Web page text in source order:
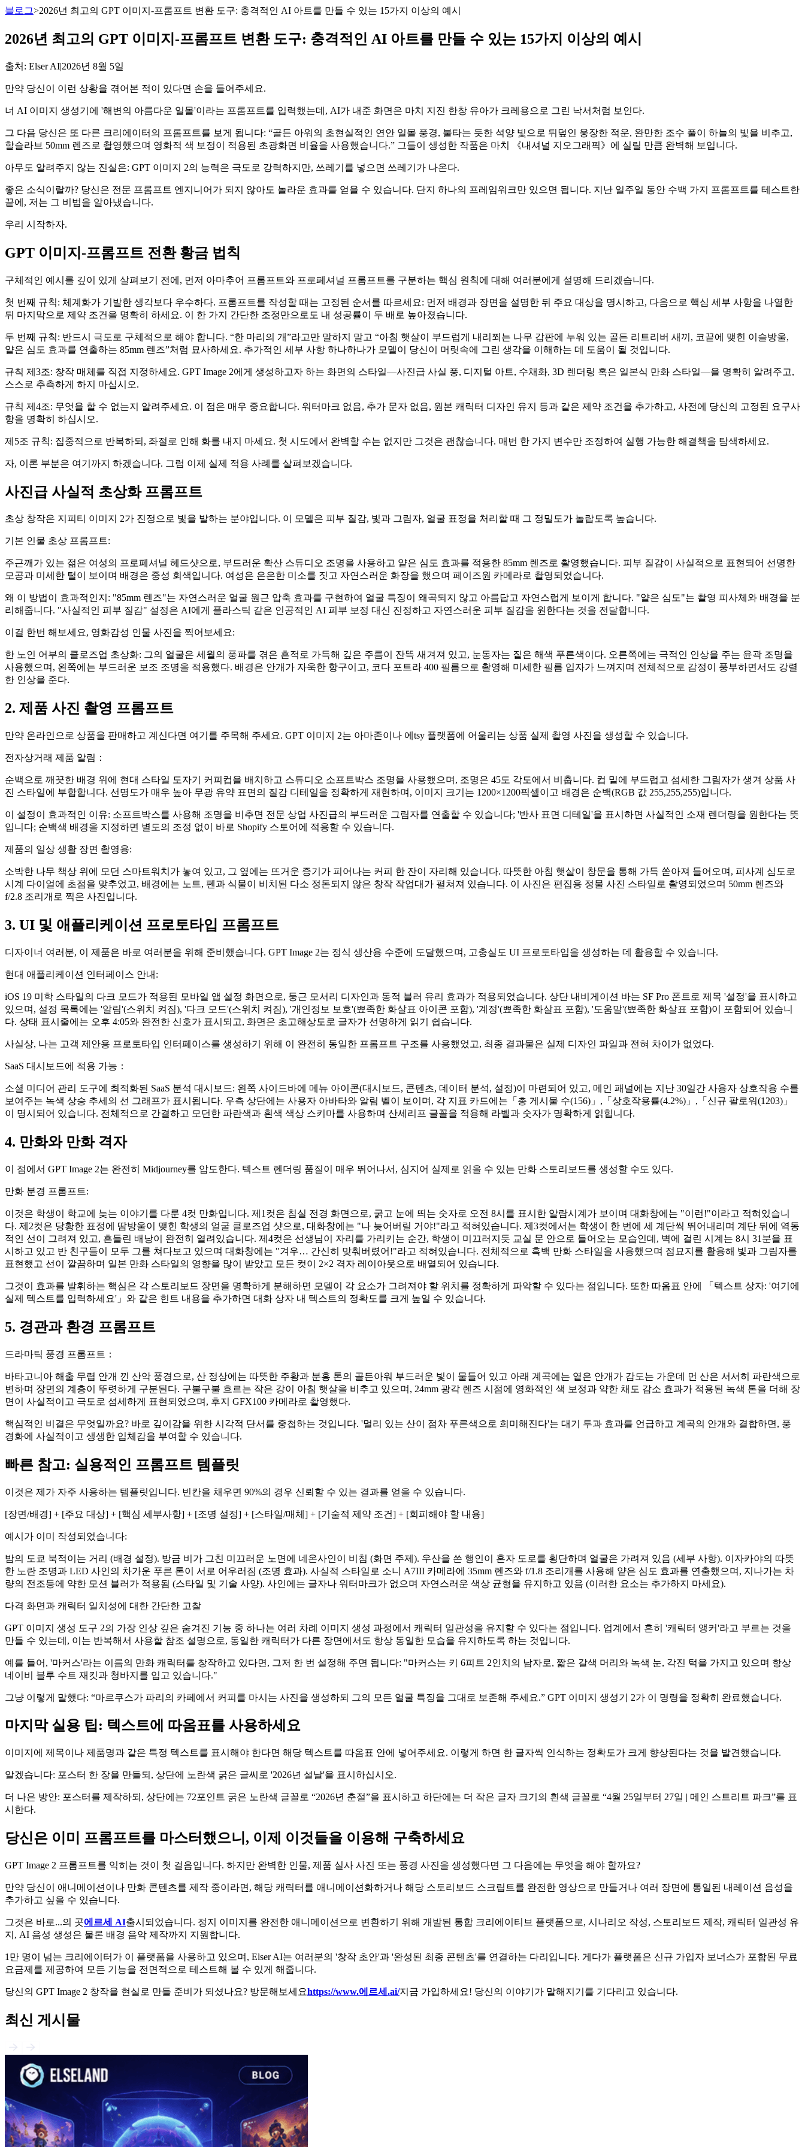
블로그>2026년 최고의 GPT 이미지-프롬프트 변환 도구: 충격적인 AI 아트를 만들 수 있는 15가지 이상의 예시
2026년 최고의 GPT 이미지-프롬프트 변환 도구: 충격적인 AI 아트를 만들 수 있는 15가지 이상의 예시
출처 : Elser AI|2026년 8월 5일
만약 당신이 이런 상황을 겪어본 적이 있다면 손을 들어주세요.
너 AI 이미지 생성기에 '해변의 아름다운 일몰'이라는 프롬프트를 입력했는데, AI가 내준 화면은 마치 지진 한창 유아가 크레용으로 그린 낙서처럼 보인다.
그 다음 당신은 또 다른 크리에이터의 프롬프트를 보게 됩니다: “골든 아워의 초현실적인 연안 일몰 풍경, 불타는 듯한 석양 빛으로 뒤덮인 웅장한 적운, 완만한 조수 풀이 하늘의 빛을 비추고,
할슬라브 50mm 렌즈로 촬영했으며 영화적 색 보정이 적용된 초광화면 비율을 사용했습니다.” 그들이 생성한 작품은 마치 《내셔널 지오그래픽》에 실릴 만큼 완벽해 보입니다.
아무도 알려주지 않는 진실은: GPT 이미지 2의 능력은 극도로 강력하지만, 쓰레기를 넣으면 쓰레기가 나온다.
좋은 소식이랄까? 당신은 전문 프롬프트 엔지니어가 되지 않아도 놀라운 효과를 얻을 수 있습니다. 단지 하나의 프레임워크만 있으면 됩니다. 지난 일주일 동안 수백 가지 프롬프트를 테스트한
끝에, 저는 그 비법을 알아냈습니다.
우리 시작하자.
GPT 이미지-프롬프트 전환 황금 법칙
구체적인 예시를 깊이 있게 살펴보기 전에, 먼저 아마추어 프롬프트와 프로페셔널 프롬프트를 구분하는 핵심 원칙에 대해 여러분에게 설명해 드리겠습니다.
첫 번째 규칙: 체계화가 기발한 생각보다 우수하다. 프롬프트를 작성할 때는 고정된 순서를 따르세요: 먼저 배경과 장면을 설명한 뒤 주요 대상을 명시하고, 다음으로 핵심 세부 사항을 나열한
뒤 마지막으로 제약 조건을 명확히 하세요. 이 한 가지 간단한 조정만으로도 내 성공률이 두 배로 높아졌습니다.
두 번째 규칙: 반드시 극도로 구체적으로 해야 합니다. “한 마리의 개”라고만 말하지 말고 “아침 햇살이 부드럽게 내리쬐는 나무 갑판에 누워 있는 골든 리트리버 새끼, 코끝에 맺힌 이슬방울,
얕은 심도 효과를 연출하는 85mm 렌즈”처럼 묘사하세요. 추가적인 세부 사항 하나하나가 모델이 당신이 머릿속에 그린 생각을 이해하는 데 도움이 될 것입니다.
규칙 제3조: 창작 매체를 직접 지정하세요. GPT Image 2에게 생성하고자 하는 화면의 스타일—사진급 사실 풍, 디지털 아트, 수채화, 3D 렌더링 혹은 일본식 만화 스타일—을 명확히 알려주고,
스스로 추측하게 하지 마십시오.
규칙 제4조: 무엇을 할 수 없는지 알려주세요. 이 점은 매우 중요합니다. 워터마크 없음, 추가 문자 없음, 원본 캐릭터 디자인 유지 등과 같은 제약 조건을 추가하고, 사전에 당신의 고정된 요구사
항을 명확히 하십시오.
제5조 규칙: 집중적으로 반복하되, 좌절로 인해 화를 내지 마세요. 첫 시도에서 완벽할 수는 없지만 그것은 괜찮습니다. 매번 한 가지 변수만 조정하여 실행 가능한 해결책을 탐색하세요.
자, 이론 부분은 여기까지 하겠습니다. 그럼 이제 실제 적용 사례를 살펴보겠습니다.
사진급 사실적 초상화 프롬프트
초상 창작은 지피티 이미지 2가 진정으로 빛을 발하는 분야입니다. 이 모델은 피부 질감, 빛과 그림자, 얼굴 표정을 처리할 때 그 정밀도가 놀랍도록 높습니다.
기본 인물 초상 프롬프트:
주근깨가 있는 젊은 여성의 프로페셔널 헤드샷으로, 부드러운 확산 스튜디오 조명을 사용하고 얕은 심도 효과를 적용한 85mm 렌즈로 촬영했습니다. 피부 질감이 사실적으로 표현되어 선명한
모공과 미세한 털이 보이며 배경은 중성 회색입니다. 여성은 은은한 미소를 짓고 자연스러운 화장을 했으며 페이즈원 카메라로 촬영되었습니다.
왜 이 방법이 효과적인지: "85mm 렌즈"는 자연스러운 얼굴 원근 압축 효과를 구현하여 얼굴 특징이 왜곡되지 않고 아름답고 자연스럽게 보이게 합니다. "얕은 심도"는 촬영 피사체와 배경을 분
리해줍니다. "사실적인 피부 질감" 설정은 AI에게 플라스틱 같은 인공적인 AI 피부 보정 대신 진정하고 자연스러운 피부 질감을 원한다는 것을 전달합니다.
이걸 한번 해보세요, 영화감성 인물 사진을 찍어보세요:
한 노인 어부의 클로즈업 초상화: 그의 얼굴은 세월의 풍파를 겪은 흔적로 가득해 깊은 주름이 잔뜩 새겨져 있고, 눈동자는 짙은 해색 푸른색이다. 오른쪽에는 극적인 인상을 주는 윤곽 조명을
사용했으며, 왼쪽에는 부드러운 보조 조명을 적용했다. 배경은 안개가 자욱한 항구이고, 코다 포트라 400 필름으로 촬영해 미세한 필름 입자가 느껴지며 전체적으로 감정이 풍부하면서도 강렬
한 인상을 준다.
2. 제품 사진 촬영 프롬프트
만약 온라인으로 상품을 판매하고 계신다면 여기를 주목해 주세요. GPT 이미지 2는 아마존이나 에tsy 플랫폼에 어울리는 상품 실제 촬영 사진을 생성할 수 있습니다.
전자상거래 제품 알림：
순백으로 깨끗한 배경 위에 현대 스타일 도자기 커피컵을 배치하고 스튜디오 소프트박스 조명을 사용했으며, 조명은 45도 각도에서 비춥니다. 컵 밑에 부드럽고 섬세한 그림자가 생겨 상품 사
진 스타일에 부합합니다. 선명도가 매우 높아 무광 유약 표면의 질감 디테일을 정확하게 재현하며, 이미지 크기는 1200×1200픽셀이고 배경은 순백(RGB 값 255,255,255)입니다.
이 설정이 효과적인 이유: 소프트박스를 사용해 조명을 비추면 전문 상업 사진급의 부드러운 그림자를 연출할 수 있습니다; '반사 표면 디테일'을 표시하면 사실적인 소재 렌더링을 원한다는 뜻
입니다; 순백색 배경을 지정하면 별도의 조정 없이 바로 Shopify 스토어에 적용할 수 있습니다.
제품의 일상 생활 장면 촬영용:
소박한 나무 책상 위에 모던 스마트워치가 놓여 있고, 그 옆에는 뜨거운 증기가 피어나는 커피 한 잔이 자리해 있습니다. 따뜻한 아침 햇살이 창문을 통해 가득 쏟아져 들어오며, 피사계 심도로
시계 다이얼에 초점을 맞추었고, 배경에는 노트, 펜과 식물이 비치된 다소 정돈되지 않은 창작 작업대가 펼쳐져 있습니다. 이 사진은 편집용 정물 사진 스타일로 촬영되었으며 50mm 렌즈와
f/2.8 조리개로 찍은 사진입니다.
3. UI 및 애플리케이션 프로토타입 프롬프트
디자이너 여러분, 이 제품은 바로 여러분을 위해 준비했습니다. GPT Image 2는 정식 생산용 수준에 도달했으며, 고충실도 UI 프로토타입을 생성하는 데 활용할 수 있습니다.
현대 애플리케이션 인터페이스 안내:
iOS 19 미학 스타일의 다크 모드가 적용된 모바일 앱 설정 화면으로, 둥근 모서리 디자인과 동적 블러 유리 효과가 적용되었습니다. 상단 내비게이션 바는 SF Pro 폰트로 제목 '설정'을 표시하고
있으며, 설정 목록에는 '알림'(스위치 켜짐), '다크 모드'(스위치 켜짐), '개인정보 보호'(뾰족한 화살표 아이콘 포함), '계정'(뾰족한 화살표 포함), '도움말'(뾰족한 화살표 포함)이 포함되어 있습니
다. 상태 표시줄에는 오후 4:05와 완전한 신호가 표시되고, 화면은 초고해상도로 글자가 선명하게 읽기 쉽습니다.
사실상, 나는 고객 제안용 프로토타입 인터페이스를 생성하기 위해 이 완전히 동일한 프롬프트 구조를 사용했었고, 최종 결과물은 실제 디자인 파일과 전혀 차이가 없었다.
SaaS 대시보드에 적용 가능：
소셜 미디어 관리 도구에 최적화된 SaaS 분석 대시보드: 왼쪽 사이드바에 메뉴 아이콘(대시보드, 콘텐츠, 데이터 분석, 설정)이 마련되어 있고, 메인 패널에는 지난 30일간 사용자 상호작용 수를
보여주는 녹색 상승 추세의 선 그래프가 표시됩니다. 우측 상단에는 사용자 아바타와 알림 벨이 보이며, 각 지표 카드에는「총 게시물 수(156)」,「상호작용률(4.2%)」,「신규 팔로워(1203)」
이 명시되어 있습니다. 전체적으로 간결하고 모던한 파란색과 흰색 색상 스키마를 사용하며 산세리프 글꼴을 적용해 라벨과 숫자가 명확하게 읽힙니다.
4. 만화와 만화 격자
이 점에서 GPT Image 2는 완전히 Midjourney를 압도한다. 텍스트 렌더링 품질이 매우 뛰어나서, 심지어 실제로 읽을 수 있는 만화 스토리보드를 생성할 수도 있다.
만화 분경 프롬프트:
이것은 학생이 학교에 늦는 이야기를 다룬 4컷 만화입니다. 제1컷은 침실 전경 화면으로, 굵고 눈에 띄는 숫자로 오전 8시를 표시한 알람시계가 보이며 대화창에는 "이런!"이라고 적혀있습니
다. 제2컷은 당황한 표정에 땀방울이 맺힌 학생의 얼굴 클로즈업 샷으로, 대화창에는 "나 늦어버릴 거야!"라고 적혀있습니다. 제3컷에서는 학생이 한 번에 세 계단씩 뛰어내리며 계단 뒤에 역동
적인 선이 그려져 있고, 흔들린 배낭이 완전히 열려있습니다. 제4컷은 선생님이 자리를 가리키는 순간, 학생이 미끄러지듯 교실 문 안으로 들어오는 모습인데, 벽에 걸린 시계는 8시 31분을 표
시하고 있고 반 친구들이 모두 그를 쳐다보고 있으며 대화창에는 "겨우… 간신히 맞춰버렸어!"라고 적혀있습니다. 전체적으로 흑백 만화 스타일을 사용했으며 점묘지를 활용해 빛과 그림자를
표현했고 선이 깔끔하며 일본 만화 스타일의 영향을 많이 받았고 모든 컷이 2×2 격자 레이아웃으로 배열되어 있습니다.
그것이 효과를 발휘하는 핵심은 각 스토리보드 장면을 명확하게 분해하면 모델이 각 요소가 그려져야 할 위치를 정확하게 파악할 수 있다는 점입니다. 또한 따옴표 안에 「텍스트 상자: '여기에
실제 텍스트를 입력하세요'」와 같은 힌트 내용을 추가하면 대화 상자 내 텍스트의 정확도를 크게 높일 수 있습니다.
5. 경관과 환경 프롬프트
드라마틱 풍경 프롬프트：
바타고니아 해출 무렵 안개 낀 산악 풍경으로, 산 정상에는 따뜻한 주황과 분홍 톤의 골든아워 부드러운 빛이 물들어 있고 아래 계곡에는 옅은 안개가 감도는 가운데 먼 산은 서서히 파란색으로
변하며 장면의 계층이 뚜렷하게 구분된다. 구불구불 흐르는 작은 강이 아침 햇살을 비추고 있으며, 24mm 광각 렌즈 시점에 영화적인 색 보정과 약한 채도 감소 효과가 적용된 녹색 톤을 더해 장
면이 사실적이고 극도로 섬세하게 표현되었으며, 후지 GFX100 카메라로 촬영했다.
핵심적인 비결은 무엇일까요? 바로 깊이감을 위한 시각적 단서를 중첩하는 것입니다. '멀리 있는 산이 점차 푸른색으로 희미해진다'는 대기 투과 효과를 언급하고 계곡의 안개와 결합하면, 풍
경화에 사실적이고 생생한 입체감을 부여할 수 있습니다.
빠른 참고: 실용적인 프롬프트 템플릿
이것은 제가 자주 사용하는 템플릿입니다. 빈칸을 채우면 90%의 경우 신뢰할 수 있는 결과를 얻을 수 있습니다.
[장면/배경] + [주요 대상] + [핵심 세부사항] + [조명 설정] + [스타일/매체] + [기술적 제약 조건] + [회피해야 할 내용]
예시가 이미 작성되었습니다:
밤의 도쿄 북적이는 거리 (배경 설정). 방금 비가 그친 미끄러운 노면에 네온사인이 비침 (화면 주제). 우산을 쓴 행인이 혼자 도로를 횡단하며 얼굴은 가려져 있음 (세부 사항). 이자카야의 따뜻
한 노란 조명과 LED 사인의 차가운 푸른 톤이 서로 어우러짐 (조명 효과). 사실적 스타일로 소니 A7III 카메라에 35mm 렌즈와 f/1.8 조리개를 사용해 얕은 심도 효과를 연출했으며, 지나가는 차
량의 전조등에 약한 모션 블러가 적용됨 (스타일 및 기술 사양). 사인에는 글자나 워터마크가 없으며 자연스러운 색상 균형을 유지하고 있음 (이러한 요소는 추가하지 마세요).
다격 화면과 캐릭터 일치성에 대한 간단한 고찰
GPT 이미지 생성 도구 2의 가장 인상 깊은 숨겨진 기능 중 하나는 여러 차례 이미지 생성 과정에서 캐릭터 일관성을 유지할 수 있다는 점입니다. 업계에서 흔히 '캐릭터 앵커'라고 부르는 것을
만들 수 있는데, 이는 반복해서 사용할 참조 설명으로, 동일한 캐릭터가 다른 장면에서도 항상 동일한 모습을 유지하도록 하는 것입니다.
예를 들어, '마커스'라는 이름의 만화 캐릭터를 창작하고 있다면, 그저 한 번 설정해 주면 됩니다: "마커스는 키 6피트 2인치의 남자로, 짧은 갈색 머리와 녹색 눈, 각진 턱을 가지고 있으며 항상
네이비 블루 수트 재킷과 청바지를 입고 있습니다."
그냥 이렇게 말했다: “마르쿠스가 파리의 카페에서 커피를 마시는 사진을 생성하되 그의 모든 얼굴 특징을 그대로 보존해 주세요.” GPT 이미지 생성기 2가 이 명령을 정확히 완료했습니다.
마지막 실용 팁: 텍스트에 따옴표를 사용하세요
이미지에 제목이나 제품명과 같은 특정 텍스트를 표시해야 한다면 해당 텍스트를 따옴표 안에 넣어주세요. 이렇게 하면 한 글자씩 인식하는 정확도가 크게 향상된다는 것을 발견했습니다.
알겠습니다: 포스터 한 장을 만들되, 상단에 노란색 굵은 글씨로 '2026년 설날'을 표시하십시오.
더 나은 방안: 포스터를 제작하되, 상단에는 72포인트 굵은 노란색 글꼴로 “2026년 춘절”을 표시하고 하단에는 더 작은 글자 크기의 흰색 글꼴로 “4월 25일부터 27일 | 메인 스트리트 파크”를 표
시한다.
당신은 이미 프롬프트를 마스터했으니, 이제 이것들을 이용해 구축하세요
GPT Image 2 프롬프트를 익히는 것이 첫 걸음입니다. 하지만 완벽한 인물, 제품 실사 사진 또는 풍경 사진을 생성했다면 그 다음에는 무엇을 해야 할까요?
만약 당신이 애니메이션이나 만화 콘텐츠를 제작 중이라면, 해당 캐릭터를 애니메이션화하거나 해당 스토리보드 스크립트를 완전한 영상으로 만들거나 여러 장면에 통일된 내레이션 음성을
추가하고 싶을 수 있습니다.
그것은 바로...의 곳에르세 AI출시되었습니다. 정지 이미지를 완전한 애니메이션으로 변환하기 위해 개발된 통합 크리에이티브 플랫폼으로, 시나리오 작성, 스토리보드 제작, 캐릭터 일관성 유
지, AI 음성 생성은 물론 배경 음악 제작까지 지원합니다.
1만 명이 넘는 크리에이터가 이 플랫폼을 사용하고 있으며, Elser AI는 여러분의 '창작 초안'과 '완성된 최종 콘텐츠'를 연결하는 다리입니다. 게다가 플랫폼은 신규 가입자 보너스가 포함된 무료
요금제를 제공하여 모든 기능을 전면적으로 테스트해 볼 수 있게 해줍니다.
당신의 GPT Image 2 창작을 현실로 만들 준비가 되셨나요? 방문해보세요https://www.에르세.ai/지금 가입하세요! 당신의 이야기가 말해지기를 기다리고 있습니다.
최신 게시물